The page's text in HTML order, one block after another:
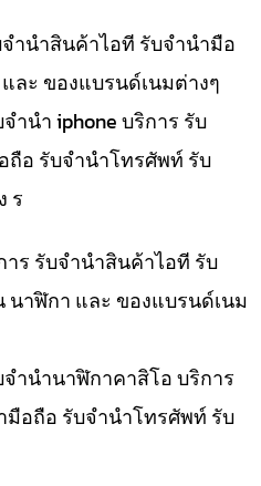
ำนำสินค้าไอที รับจำนำมือ
ละ ของแบรนด์เนมต่างๆ
ำนำ iphone บริการ รับ
อ รับจำนำโทรศัพท์ รับ
ร
ร รับจำนำสินค้าไอที รับ
าฬิกา และ ของแบรนด์เนม
ำนำนาฬิกาคาสิโอ บริการ
อถือ รับจำนำโทรศัพท์ รับ